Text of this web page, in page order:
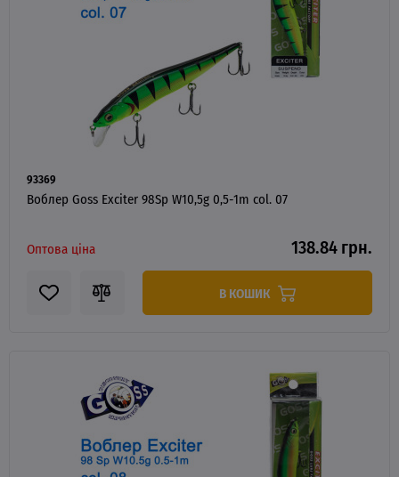
93369
Воблер Goss Exciter 98Sp W10,5g 0,5-1m col. 07
Оптова ціна 138.84 грн.
В КОШИК